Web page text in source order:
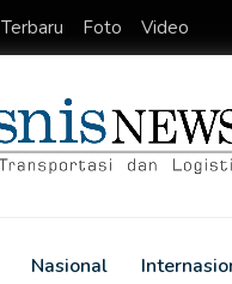
Terbaru Foto Video
Nasional